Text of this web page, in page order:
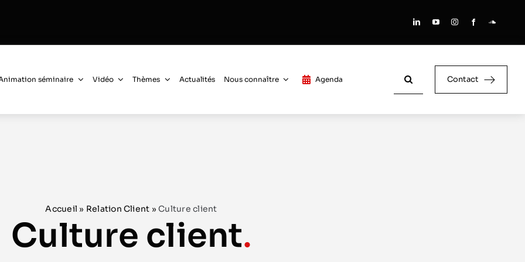
séminaire Vidéo Thèmes Actualités Nous connaître Agenda Contact
Accueil » Relation Client »Culture client
Culture client.